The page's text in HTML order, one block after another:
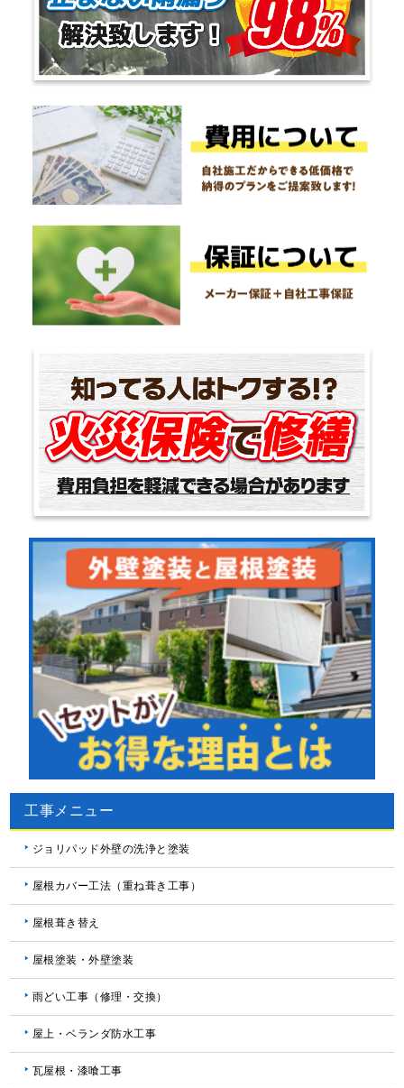
工事メニュー
ジョリパッド外壁の洗浄と塗装
屋根カバー工法（重ね葺き工事）
屋根葺き替え
屋根塗装・外壁塗装
雨どい工事（修理・交換）
屋上・ベランダ防水工事
瓦屋根・漆喰工事